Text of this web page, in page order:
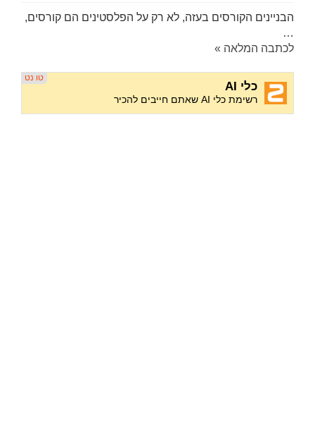
הבניינים הקורסים בעזה, לא רק על הפלסטינים הם קורסים,
…
לכתבה המלאה »